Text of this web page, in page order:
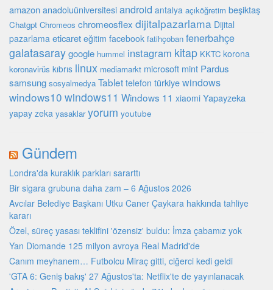
amazon anadoluüniversitesi android antalya açıköğretim beşiktaş
Chatgpt Chromeos chromeosflex dijitalpazarlama Dijital
pazarlama eticaret eğitim facebook fatihçoban fenerbahçe
galatasaraygoogle hummel instagram kitap KKTC korona
koronavirüs kıbrıs linux mediamarkt microsoft mint Pardus
samsung sosyalmedya Tablet telefon türkiyewindows
windows10 windows11 Windows 11 xiaomi Yapayzeka
yapay zeka yasaklar yorum youtube
Gündem
Londra'da kuraklık parkları sararttı
Bir sigara grubuna daha zam – 6 Ağustos 2026
Avcılar Belediye Başkanı Utku Caner Çaykara hakkında tahliye
kararı
Özel, süreç yasası teklifini 'özensiz' buldu: İmza çabamız yok
Yan Diomande 125 milyon avroya Real Madrid'de
Canım meyhanem… Futbolcu Miraç gitti, ciğerci kedi geldi
'GTA 6: Geniş bakış' 27 Ağustos'ta: Netflix'te de yayınlanacak